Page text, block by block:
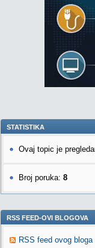
STATISTIKA
Ovaj topic je
Broj poruka: 8
RSS FEED-OVI BLOGOVA
RSS feed ovog bloga